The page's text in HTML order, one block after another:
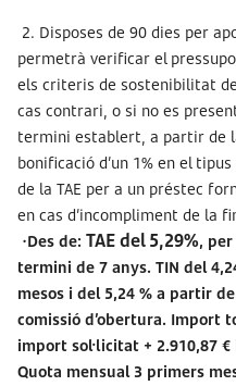
2. Disposes de 90 dies per
permetrà verificar el
els criteris de sostenibilitat
cas contrari, o si no es
termini establert, a partir de
bonificació d’un 1% en el
de la TAE per a un préstec
en cas d’incompliment de la
·Des de: TAE del 5,29%,
termini de 7 anys. TIN del
mesos i del 5,24 % a partir
comissió d’obertura. Import
import sol·licitat + 2.910,87
Quota mensual 3 primers